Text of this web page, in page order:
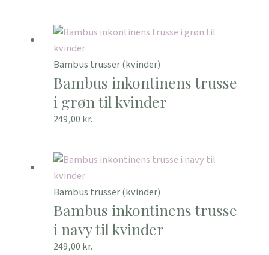
Bambus trusser (kvinder)
Bambus inkontinens trusse
i grøn til kvinder
249,00 kr.
Bambus trusser (kvinder)
Bambus inkontinens trusse
i navy til kvinder
249,00 kr.